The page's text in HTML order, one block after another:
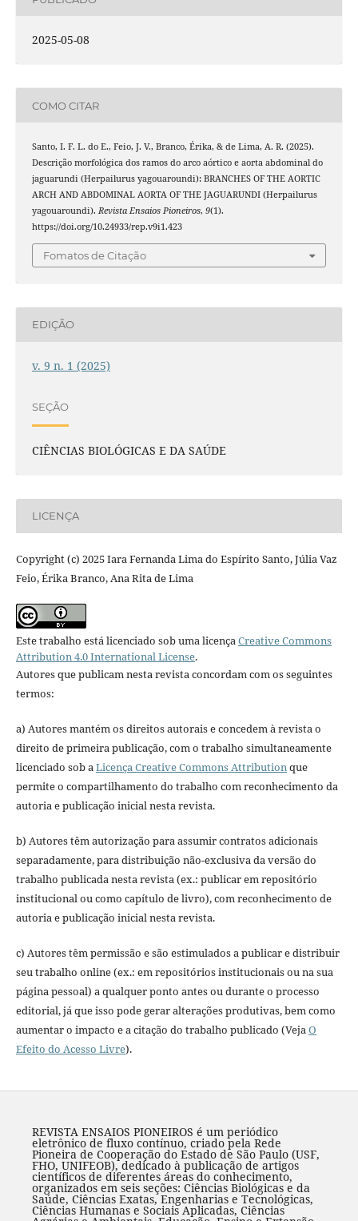
2025-05-08
COMO CITAR
Santo, I. F. L. do E., Feio, J. V., Branco, Érika, & de Lima, A. R. (2025).
Descrição morfológica dos ramos do arco aórtico e aorta abdominal do
jaguarundi (Herpailurus yagouaroundi): BRANCHES OF THE AORTIC
ARCH AND ABDOMINAL AORTA OF THE JAGUARUNDI (Herpailurus
yagouaroundi). Revista Ensaios Pioneiros, 9(1).
https://doi.org/10.24933/rep.v9i1.423
Fomatos de Citação
EDIÇÃO
v. 9 n. 1 (2025)
SEÇÃO
CIÊNCIAS BIOLÓGICAS E DA SAÚDE
LICENÇA
Copyright (c) 2025 Iara Fernanda Lima do Espírito Santo, Júlia Vaz
Feio, Érika Branco, Ana Rita de Lima
Este trabalho está licenciado sob uma licençaCreative Commons
Attribution 4.0 International License.
Autores que publicam nesta revista concordam com os seguintes
termos:
a) Autores mantém os direitos autorais e concedem à revista o
direito de primeira publicação, com o trabalho simultaneamente
licenciado sob aLicença Creative Commons Attributionque
permite o compartilhamento do trabalho com reconhecimento da
autoria e publicação inicial nesta revista.
b) Autores têm autorização para assumir contratos adicionais
separadamente, para distribuição não-exclusiva da versão do
trabalho publicada nesta revista (ex.: publicar em repositório
institucional ou como capítulo de livro), com reconhecimento de
autoria e publicação inicial nesta revista.
c) Autores têm permissão e são estimulados a publicar e distribuir
seu trabalho online (ex.: em repositórios institucionais ou na sua
página pessoal) a qualquer ponto antes ou durante o processo
editorial, já que isso pode gerar alterações produtivas, bem como
aumentar o impacto e a citação do trabalho publicado (VejaO
Efeito do Acesso Livre).
REVISTA ENSAIOS PIONEIROS é um periódico
eletrônico de fluxo contínuo, criado pela Rede
Pioneira de Cooperação do Estado de São Paulo (USF,
FHO, UNIFEOB), dedicado à publicação de artigos
científicos de diferentes áreas do conhecimento,
organizados em seis seções: Ciências Biológicas e da
Saúde, Ciências Exatas, Engenharias e Tecnológicas,
Ciências Humanas e Sociais Aplicadas, Ciências